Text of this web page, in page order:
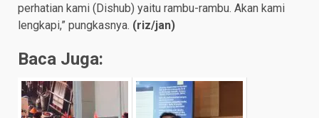
perhatian kami (Dishub) yaitu rambu-rambu. Akan kami
lengkapi,” pungkasnya. (riz/jan)
Baca Juga: